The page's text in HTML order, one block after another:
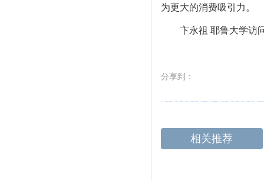
为更大的消费吸引力。
卞永祖 耶鲁大学访
分享到：
相关推荐